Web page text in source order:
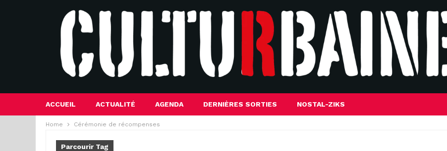
ACCUEIL ACTUALITÉ AGENDA DERNIÈRES SORTIES NOSTAL-ZIKS
Home Cérémonie de récompenses
Parcourir Tag